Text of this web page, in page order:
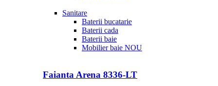
Sanitare
Baterii bucatarie
Baterii cada
Baterii baie
Mobilier baie NOU
Faianta Arena 8336-LT